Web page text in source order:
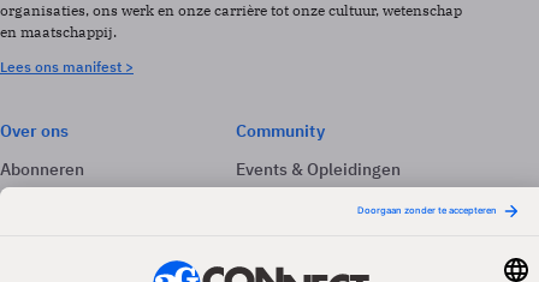
organisaties, ons werk en onze carrière tot onze cultuur, wetenschap
en maatschappij.
Lees ons manifest >
Over ons
Abonneren
Adverteren
Community
Events & Opleidingen